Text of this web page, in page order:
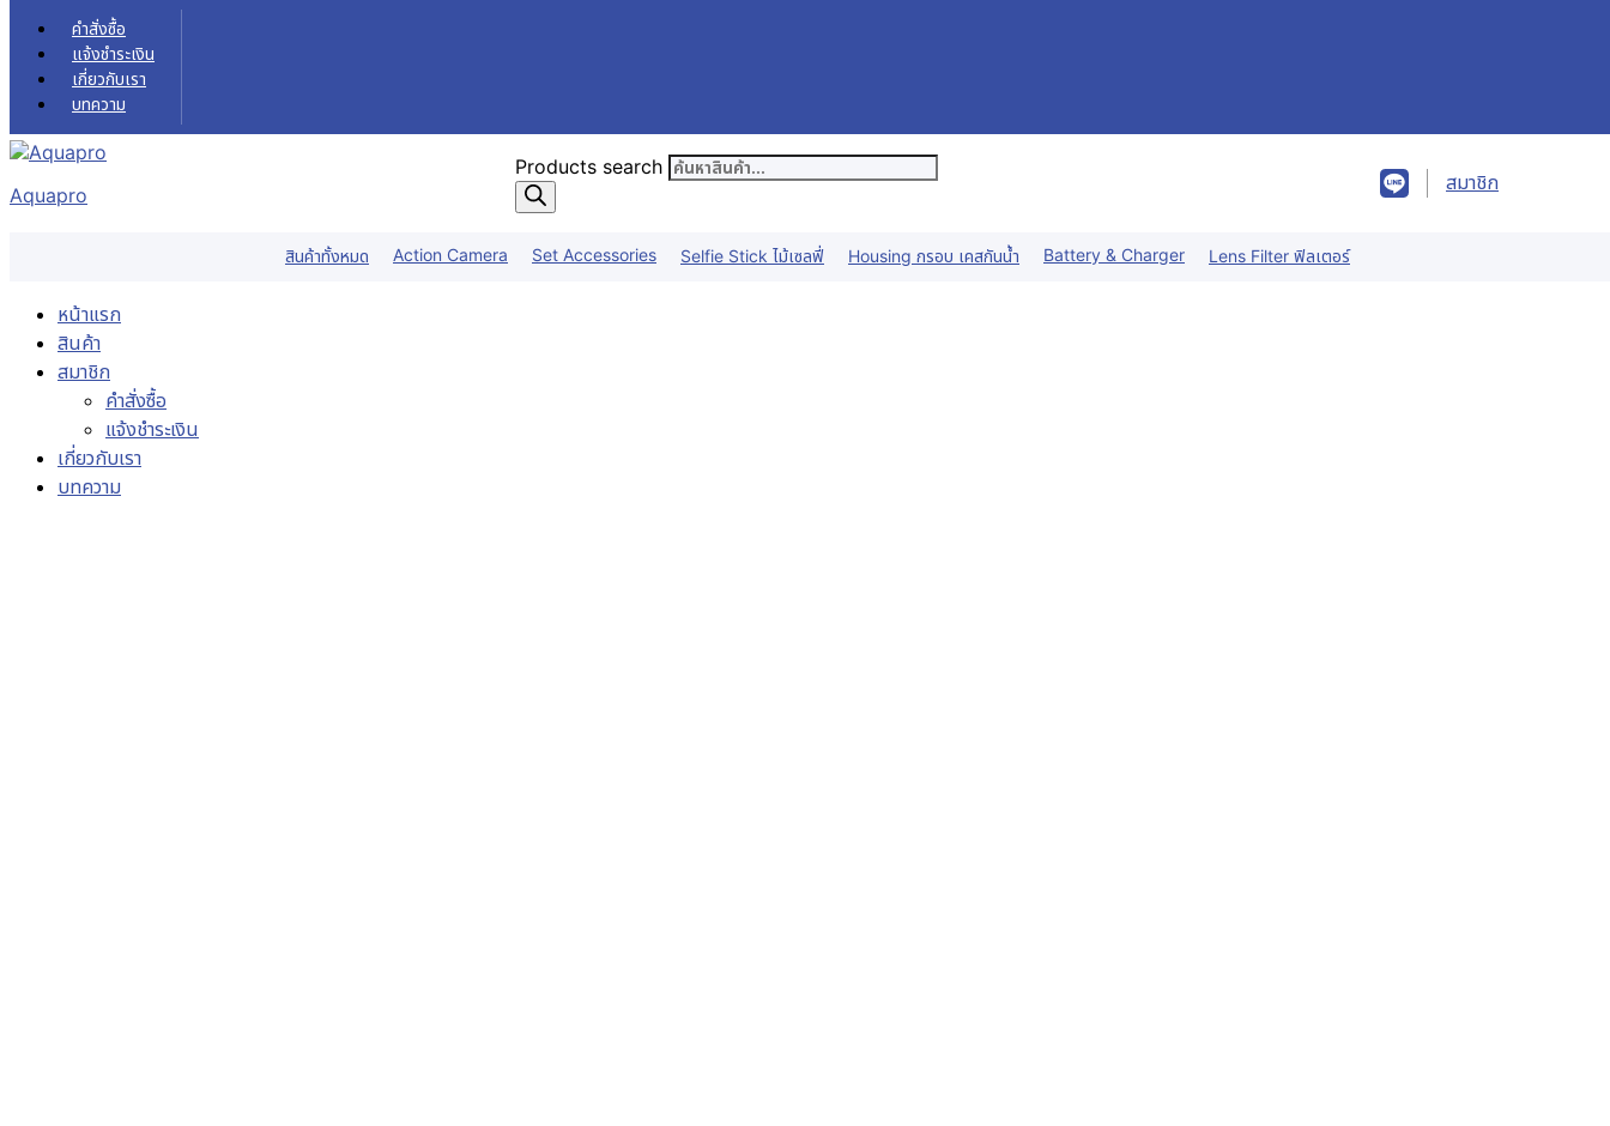
Skip to content
คำสั่งซื้อ
แจ้งชำระเงิน
เกี่ยวกับเรา
บทความ
Aquapro
Products search
สมาชิก
สินค้าทั้งหมด Action Camera Set Accessories Selfie Stick ไม้เซลฟี่ Housing กรอบ เคสกันน้ำ Battery & Charger Lens Filter ฟิลเตอร์
หน้าแรก
สินค้า
สมาชิก
คำสั่งซื้อ
แจ้งชำระเงิน
เกี่ยวกับเรา
บทความ